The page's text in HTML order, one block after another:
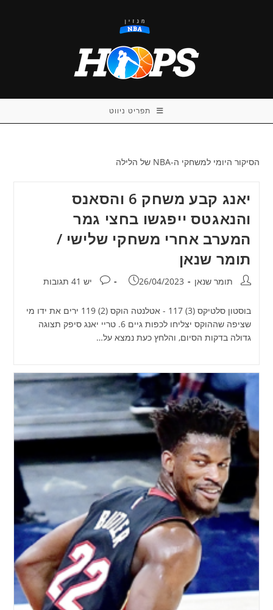
תפריט ניווט
הסיקור היומי למשחקי ה-NBA של הלילה
יאנג קבע משחק 6 והסאנס
והנאגטס ייפגשו בחצי גמר
המערב אחרי משחקי שלישי /
תומר שנאן
מחבר:תומר שנאן פורסם:
26/04/2023 תגובות:
יש 41 תגובות
בוסטון סלטיקס (3) 117 - אטלנטה הוקס (2) 119 ירים את ידו מי
שציפה שההוקס יצליחו לכפות גיים 6. טריי יאנג סיפק תצוגה
גדולה בדקות הסיום, והלחץ כעת נמצא על…